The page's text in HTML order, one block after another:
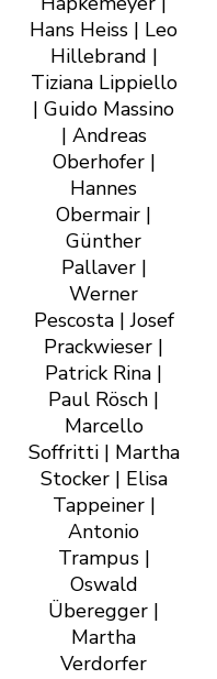
Hans Heiss | Leo
Hillebrand |
Tiziana Lippiello
| Guido Massino
| Andreas
Oberhofer |
Hannes
Obermair |
Günther
Pallaver |
Werner
Pescosta | Josef
Prackwieser |
Patrick Rina |
Paul Rösch |
Marcello
Soffritti | Martha
Stocker | Elisa
Tappeiner |
Antonio
Trampus |
Oswald
Überegger |
Martha
Verdorfer